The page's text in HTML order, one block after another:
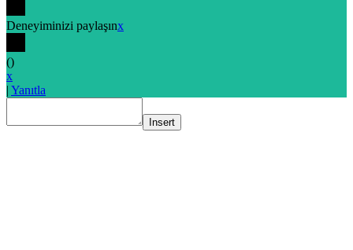
Deneyiminizi paylaşınx
()
x
| Yanıtla
Insert